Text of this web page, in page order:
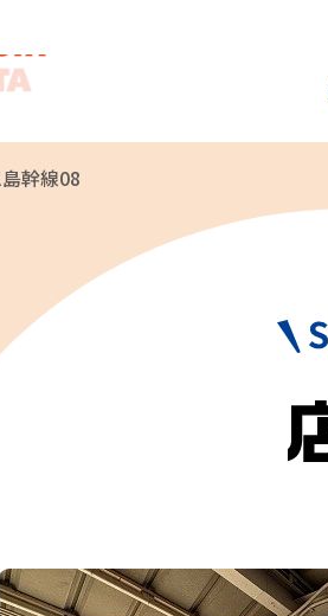
オンライン
駅ナカみやげやこだわ
自社ECサイト 楽天
幹線08
ご利用い
方法
クレジットカー